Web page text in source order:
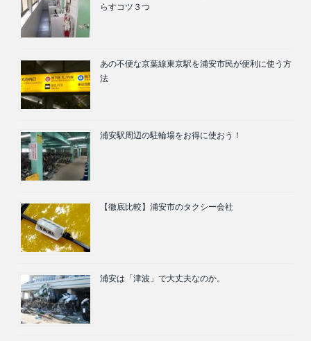
らすコツ３つ
あの不便な京葉線東京駅を浦安市民が便利に使う方
法
浦安駅周辺の駐輪場をお得に使おう！
【徹底比較】浦安市のタクシー会社
浦安は「津波」で大丈夫なのか。